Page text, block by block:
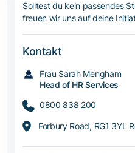
Solltest du kein passendes
freuen wir uns auf deine
Kontakt
Frau Sarah Mengham
Head of HR Services
0800 838 200
Forbury Road, RG1 3YL